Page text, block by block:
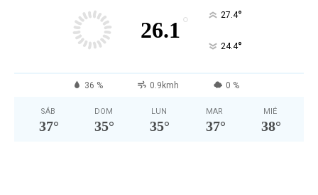
26.1 ° 27.4°
24.4°
36 % 0.9kmh 0 %
SÁB
37°
DOM
35°
LUN
35°
MAR
37°
MIÉ
38°